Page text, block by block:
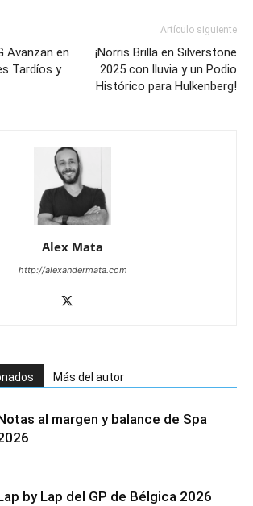
Avanzan en
Tardíos y
Artículo siguiente
¡Norris Brilla en Silverstone
2025 con lluvia y un Podio
Histórico para Hulkenberg!
Alex Mata
http://alexandermata.com
Más del autor
al margen y balance de Spa
by Lap del GP de Bélgica 2026